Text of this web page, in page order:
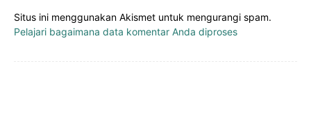
Situs ini menggunakan Akismet untuk mengurangi spam.
Pelajari bagaimana data komentar Anda diproses